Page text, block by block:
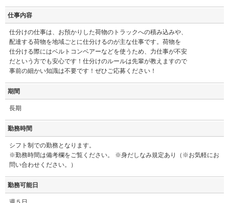
仕事内容
仕分けの仕事は、お預かりした荷物のトラックへの積み込みや、
配達する荷物を地域ごとに仕分けるのが主な仕事です。荷物を
仕分ける際にはベルトコンベアーなどを使うため、力仕事が不安
だという方でも安心です！仕分けのルールは先輩が教えますので
事前の細かい知識は不要です！ぜひご応募ください！
期間
長期
勤務時間
シフト制での勤務となります。
※勤務時間は備考欄をご覧ください。 ※身だしなみ規定あり（※お気軽にお
問い合わせください。）
勤務可能日